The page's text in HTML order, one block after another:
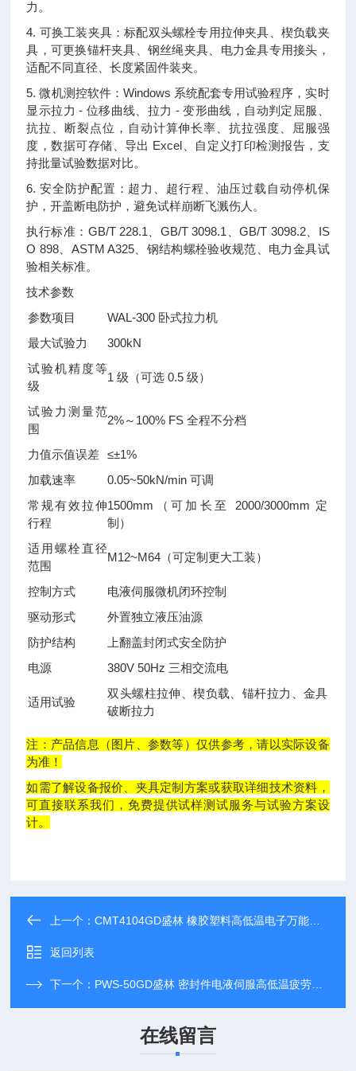
力。
4. 可换工装夹具：标配双头螺栓专用拉伸夹具、楔负载夹
具，可更换锚杆夹具、钢丝绳夹具、电力金具专用接头，
适配不同直径、长度紧固件装夹。
5. 微机测控软件：Windows 系统配套专用试验程序，实时
显示拉力 - 位移曲线、拉力 - 变形曲线，自动判定屈服、
抗拉、断裂点位，自动计算伸长率、抗拉强度、屈服强
度，数据可存储、导出 Excel、自定义打印检测报告，支
持批量试验数据对比。
6. 安全防护配置：超力、超行程、油压过载自动停机保
护，开盖断电防护，避免试样崩断飞溅伤人。
执行标准：GB/T 228.1、GB/T 3098.1、GB/T 3098.2、IS
O 898、ASTM A325、钢结构螺栓验收规范、电力金具试
验相关标准。
技术参数
参数项目
WAL-300 卧式拉力机
最大试验力
300kN
试验机精度等
级
1 级（可选 0.5 级）
试验力测量范
围
2%～100% FS 全程不分档
力值示值误差
≤±1%
加载速率
0.05~50kN/min 可调
常规有效拉伸
行程
1500mm（可加长至 2000/3000mm 定
制）
适用螺栓直径
范围
M12~M64（可定制更大工装）
控制方式
电液伺服微机闭环控制
驱动形式
外置独立液压油源
防护结构
上翻盖封闭式安全防护
电源
380V 50Hz 三相交流电
适用试验
双头螺柱拉伸、楔负载、锚杆拉力、金具
破断拉力
注：产品信息（图片、参数等）仅供参考，请以实际设备
为准！
如需了解设备报价、夹具定制方案或获取详细技术资料，
可直接联系我们，免费提供试样测试服务与试验方案设
计。
上一个：CMT4104GD盛林 橡胶塑料高低温电子万能试验机
返回列表
下一个： PWS-50GD盛林 密封件电液伺服高低温疲劳试验机
在线留言